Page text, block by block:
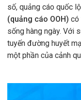
số, quảng cáo quốc
(quảng cáo OOH) có
sống hàng ngày. Với
tuyến đường huyết
một phần của cảnh